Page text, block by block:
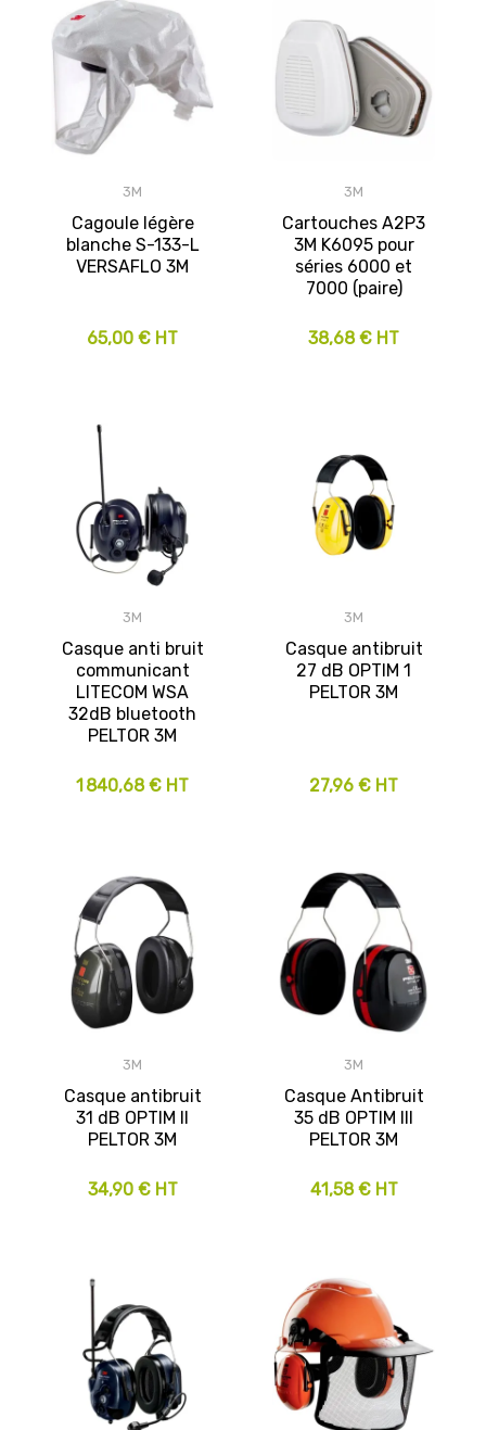
3M
Cagoule légère
blanche S-133-L
VERSAFLO 3M
65,00 € HT
3M
Cartouches A2P3
3M K6095 pour
séries 6000 et
7000 (paire)
38,68 € HT
3M
Casque anti bruit
communicant
LITECOM WSA
32dB bluetooth
PELTOR 3M
1 840,68 € HT
3M
Casque antibruit
27 dB OPTIM 1
PELTOR 3M
27,96 € HT
3M
Casque antibruit
31 dB OPTIM II
PELTOR 3M
34,90 € HT
3M
Casque Antibruit
35 dB OPTIM III
PELTOR 3M
41,58 € HT